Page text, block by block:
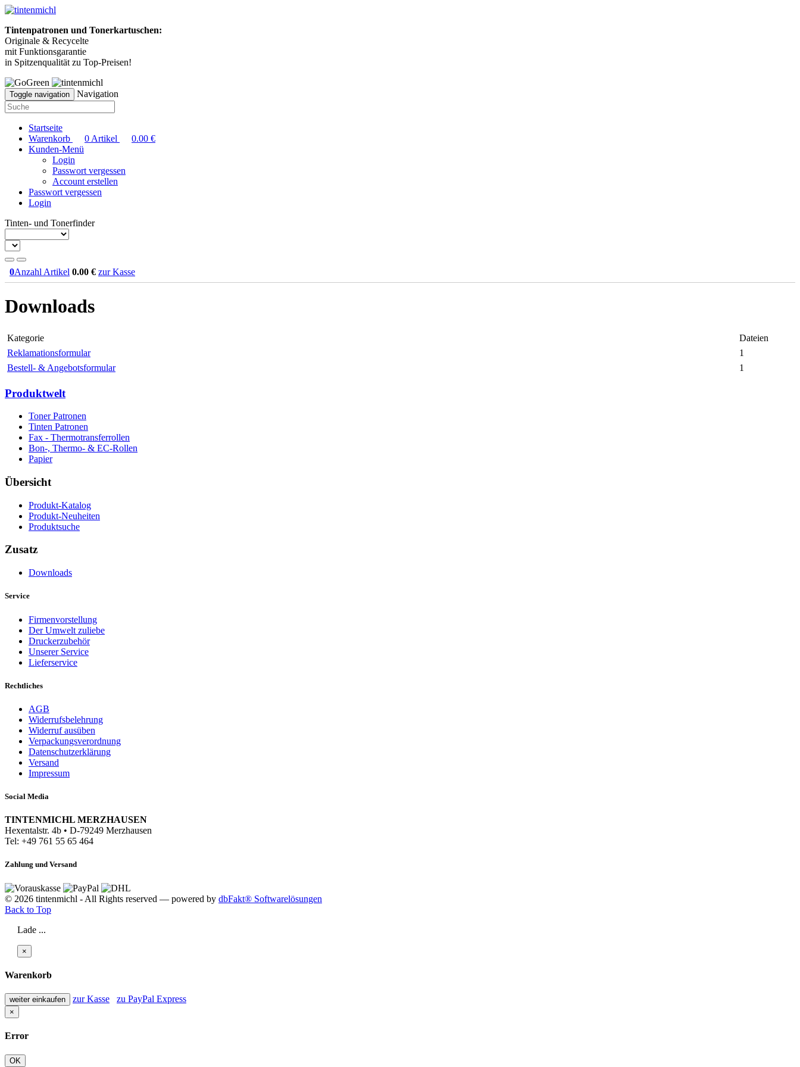
Tintenpatronen und Tonerkartuschen:
Originale & Recycelte
mit Funktionsgarantie
in Spitzenqualität zu Top-Preisen!
Toggle navigation Navigation
Startseite
Warenkorb
0 Artikel 0.00 €
Kunden-Menü
Login
Passwort vergessen
Account erstellen
Passwort vergessen
Login
Tinten- und Tonerfinder
0Anzahl Artikel 0.00 € zur Kasse
Downloads
Kategorie
Dateien
Reklamationsformular
1
Bestell- & Angebotsformular
1
Produktwelt
Toner Patronen
Tinten Patronen
Fax - Thermotransferrollen
Bon-, Thermo- & EC-Rollen
Papier
Übersicht
Produkt-Katalog
Produkt-Neuheiten
Produktsuche
Zusatz
Downloads
Service
Firmenvorstellung
Der Umwelt zuliebe
Druckerzubehör
Unserer Service
Lieferservice
Rechtliches
AGB
Widerrufsbelehrung
Widerruf ausüben
Verpackungsverordnung
Datenschutzerklärung
Versand
Impressum
Social Media
TINTENMICHL MERZHAUSEN
Hexentalstr. 4b • D-79249 Merzhausen
Tel: +49 761 55 65 464
Zahlung und Versand
© 2026 tintenmichl - All Rights reserved — powered by dbFakt® Softwarelösungen
Back to Top
Lade ...
×
Warenkorb
weiter einkaufen zur Kasse zu PayPal Express
×
Error
OK